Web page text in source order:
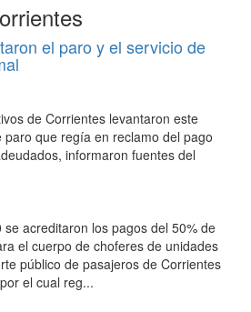
el paro y el servicio de
de Corrientes levantaron este
que regía en reclamo del pago
informaron fuentes del
acreditaron los pagos del 50% de
el cuerpo de choferes de unidades
público de pasajeros de Corrientes
el cual reg...